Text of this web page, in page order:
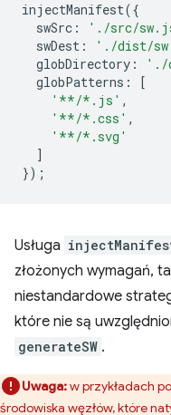
injectManifest({
swSrc : './src/
swDest : './dist/
globDirectory : './
globPatterns :
[
'**/*.js' ,
'**/*.css' ,
'**/*.svg'
]
});
Usługa
złożonych wymagań,
niestandardowe
które nie są
generateSW .
Uwaga:w przykładach
środowiska węzłów, które